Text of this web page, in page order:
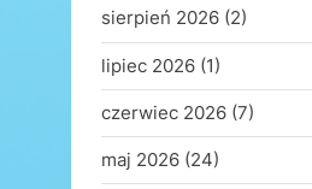
sierpień 2026 (2)
lipiec 2026 (1)
czerwiec 2026 (7)
maj 2026 (24)